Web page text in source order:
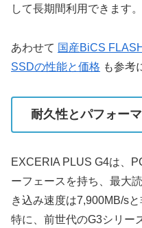
して長期間利用できます。
あわせて 国産BiCS
SSDの性能と価格 も参考
耐久性とパフォー
EXCERIA PLUS G4は、
ーフェースを持ち、最大
き込み速度は7,900MB/sと
特に、前世代のG3シリー